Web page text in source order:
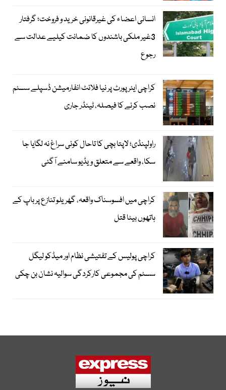
انسانی اعضاء کی غیرقانونی خرید و فروخت؛ گرفتار
3غیر ملکی باشندوں کا ضمانت کیلیے عدالت سے
رجوع
کراچی ایئرپورٹ پر نیا فلائٹ انفارمیشن ڈسپلے سسٹم
نصب کرنے کا فیصلہ، ٹینڈر جاری
راولپنڈی؛ لاپتا بچی کا تاحال کوئی سراغ نہ لگایا جا
سکا، واقعے سے متعلق ویڈیو سامنے آگئی
کراچی میں افسوسناک واقعہ، گھریلو تنازع پر باپ کے
ہاتھوں بیٹا قتل
کراچی پولیس کے تفتیشی نظام اور میڈکو لیگل
سسٹم کی مجموعی کارکردگی سوالیہ نشان بن چکی